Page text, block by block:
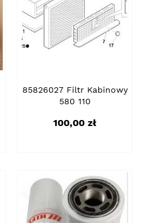
85826027 Filtr Kabinowy
580 110
Cena
100,00 zł